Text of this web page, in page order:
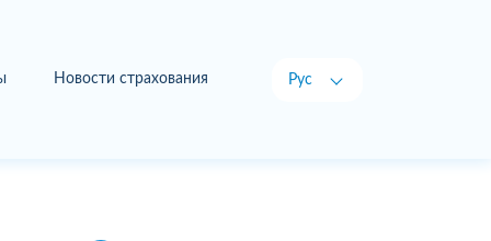
Новости страхования Рус